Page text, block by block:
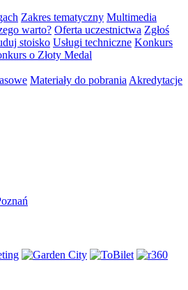
Zakres tematyczny Multimedia
warto? Oferta uczestnictwa Zgłoś
stoisko Usługi techniczne Konkurs
o Złoty Medal
Materiały do pobrania Akredytacje